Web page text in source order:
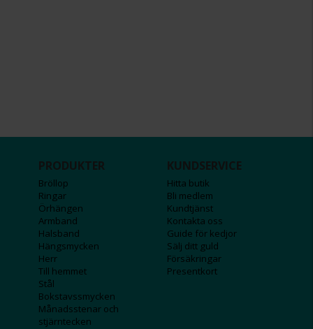
PRODUKTER
Bröllop
Ringar
Örhängen
Armband
Halsband
Hängsmycken
Herr
Till hemmet
Stål
Bokstavssmycken
Månadsstenar och
stjärntecken
KUNDSERVICE
Hitta butik
Bli medlem
Kundtjänst
Kontakta oss
Guide för kedjor
Sälj ditt guld
Försäkringar
Presentkort